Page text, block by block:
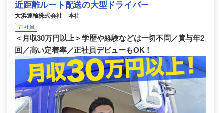
近距離ルート配送の大型ドライバー
大浜運輸株式会社 本社
正社員
＜月収30万円以上＞学歴や経験などは一切不問／賞与年2
回／高い定着率／正社員デビューもOK！